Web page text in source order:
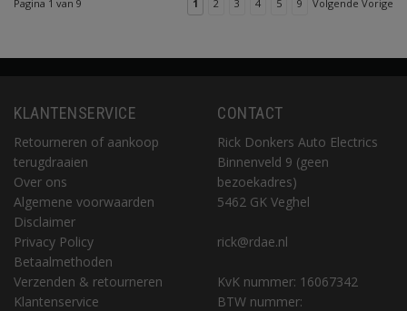
Pagina 1 van 9 1 2 3 4 5 9 Volgende Vorige
KLANTENSERVICE
Retourneren of aankoop
terugdraaien
Over ons
Algemene voorwaarden
Disclaimer
Privacy Policy
Betaalmethoden
Verzenden & retourneren
Klantenservice
CONTACT
Rick Donkers Auto Electrics
Binnenveld 9 (geen
bezoekadres)
5462 GK Veghel
rick@rdae.nl
KvK nummer: 16067342
BTW nummer: